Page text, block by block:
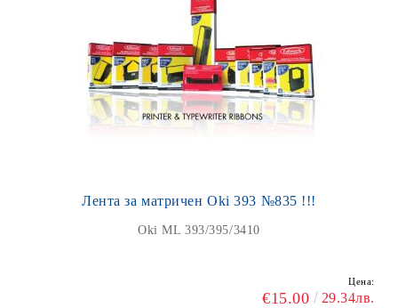
Лента за матричен Oki 393 №835 !!!
Oki ML 393/395/3410
Цена:
€15.00 29.34лв.